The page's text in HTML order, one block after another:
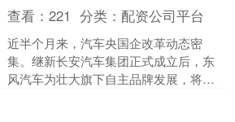
查看：221 分类：配资公司平台
近半个月来，汽车央国企改革动态密
集。继新长安汽车集团正式成立后，东
风汽车为壮大旗下自主品牌发展，将纳